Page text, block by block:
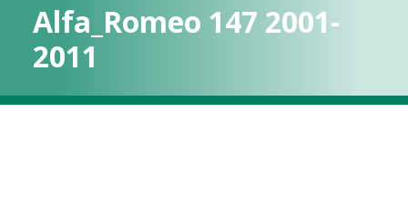
Alfa_Romeo 147 2001-
2011